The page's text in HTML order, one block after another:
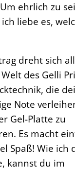
ehrlich zu
liebe es,
dreht sich
des Gelli
die
Note
Gel-Platte zu
Es macht
Spaß! Wie ich
kannst du im